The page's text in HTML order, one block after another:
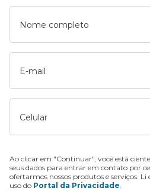
Nome completo
E-mail
Celular
Ao clicar em "Continuar", você está
seus dados para entrar em contato por
ofertarmos nossos produtos e serviços.
uso do Portal da Privacidade.